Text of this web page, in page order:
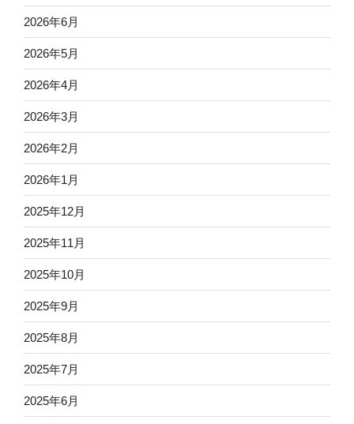
2026年6月
2026年5月
2026年4月
2026年3月
2026年2月
2026年1月
2025年12月
2025年11月
2025年10月
2025年9月
2025年8月
2025年7月
2025年6月